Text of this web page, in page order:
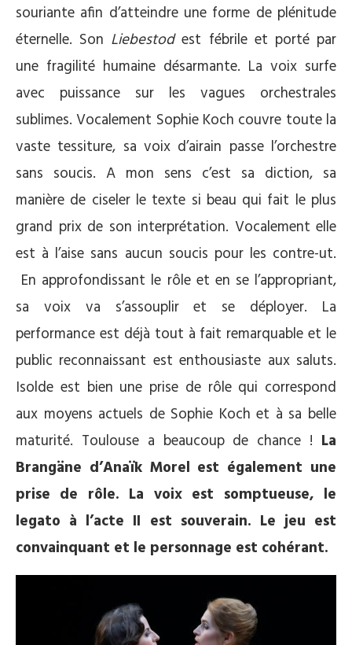
souriante afin d’atteindre une forme de plénitude
éternelle. Son Liebestodest fébrile et porté par
une fragilité humaine désarmante. La voix surfe
avec puissance sur les vagues orchestrales
sublimes. Vocalement Sophie Koch couvre toute la
vaste tessiture, sa voix d’airain passe l’orchestre
sans soucis. A mon sens c’est sa diction, sa
manière de ciseler le texte si beau qui fait le plus
grand prix de son interprétation. Vocalement elle
est à l’aise sans aucun soucis pour les contre-ut.
En approfondissant le rôle et en se l’appropriant,
sa voix va s’assouplir et se déployer. La
performance est déjà tout à fait remarquable et le
public reconnaissant est enthousiaste aux saluts.
Isolde est bien une prise de rôle qui correspond
aux moyens actuels de Sophie Koch et à sa belle
maturité. Toulouse a beaucoup de chance ! La
Brangäne d’Anaïk Morel est également une
prise de rôle. La voix est somptueuse, le
legato à l’acte II est souverain. Le jeu est
convainquant et le personnage est cohérant.